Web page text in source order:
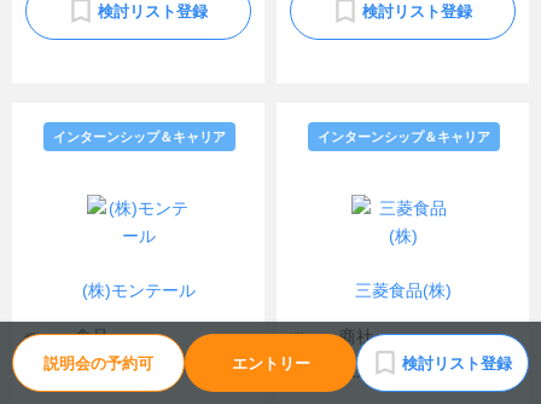
説明会の予約可 エントリー 検討リスト登録
検討リスト登録 検討リスト登録
(株)モンテール
インターンシップ＆キャリア
業種
食品
本社
埼玉県
三菱食品(株)
インターンシップ＆キャリア
商社
本社
東京都